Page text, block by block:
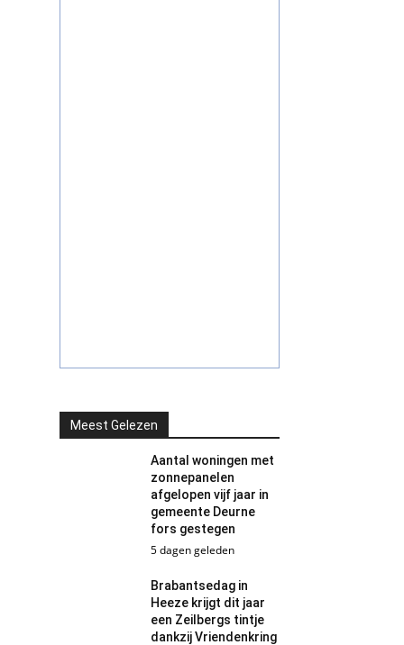
Meest Gelezen
Aantal woningen met
zonnepanelen
afgelopen vijf jaar in
gemeente Deurne
fors gestegen
5 dagen geleden
Brabantsedag in
Heeze krijgt dit jaar
een Zeilbergs tintje
dankzij Vriendenkring